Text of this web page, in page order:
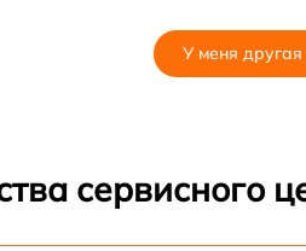
У меня другая
сервисного